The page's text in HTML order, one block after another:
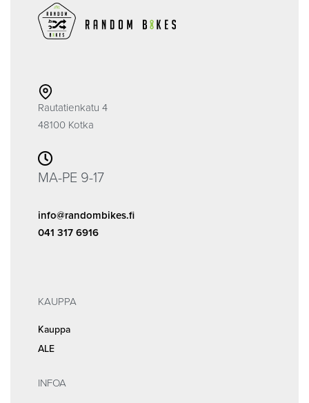
Rautatienkatu 4
48100 Kotka
MA-PE 9-17
info@randombikes.fi
041 317 6916
KAUPPA
Kauppa
ALE
INFOA